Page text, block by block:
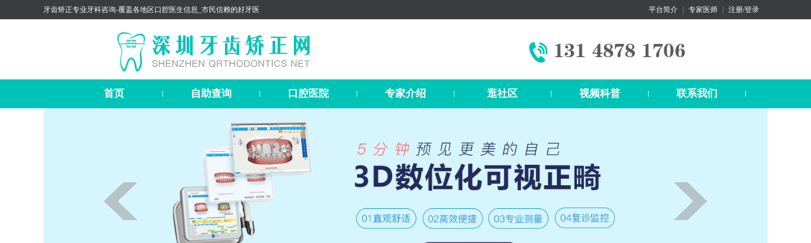
牙齿矫正专业牙科咨询-覆盖各地区口腔医生信息_市民信赖的好牙医 平台简介 专家医师 注册/登录
首页 自助查询 口腔医院 专家介绍 逛社区 视频科普 联系我们